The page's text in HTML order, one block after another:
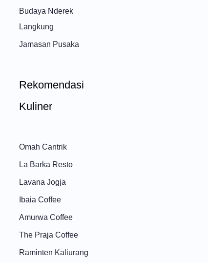
Budaya Nderek
Langkung
Jamasan Pusaka
Rekomendasi
Kuliner
Omah Cantrik
La Barka Resto
Lavana Jogja
Ibaia Coffee
Amurwa Coffee
The Praja Coffee
Raminten Kaliurang